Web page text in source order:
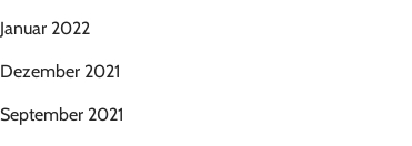
Januar 2022
Dezember 2021
September 2021